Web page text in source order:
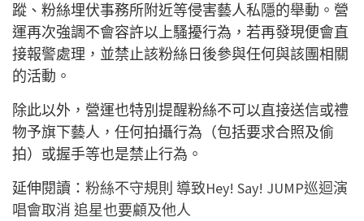
蹤、粉絲埋伏事務所附近等侵害藝人私隱的舉動。營
運再次強調不會容許以上騷擾行為，若再發現便會直
接報警處理，並禁止該粉絲日後參與任何與該團相關
的活動。
除此以外，營運也特別提醒粉絲不可以直接送信或禮
物予旗下藝人，任何拍攝行為（包括要求合照及偷
拍）或握手等也是禁止行為。
延伸閱讀： 粉絲不守規則 導致Hey! Say! JUMP巡迴演
唱會取消 追星也要顧及他人